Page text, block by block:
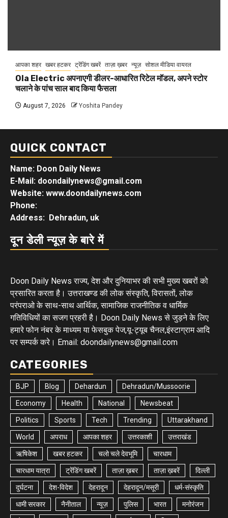
आपका शहर खबर हटकर ट्रेंडिंग खबरें ताज़ा ख़बर न्यूज़ सोशल मीडिया वायरल
Ola Electric अपनाएगी डीलर-आधारित रिटेल मॉडल, अपने स्टोर
चलाने के पांच साल बाद किया फैसला
August 7, 2026 Yoshita Pandey
QUICK CONTACT
Name: Doon Daily News
E-Mail: doondailynews@gmail.com
Website: www.doondailynews.com
Phone:
Address: Dehradun, uk
दून डेली न्यूज़ के बारे में
Doon Daily News राज्य, देश और दुनियाभर की सभी मुख्य खबरों को
प्रसारित करता है। उत्तराखण्ड की लोक संस्कृति, विरासतों, लोक
परंपराओ के साथ-साथ आर्थिक, सामाजिक राजनीतिक व धार्मिक
गतिविधियों का सजग प्रहरी है। Doon Daily News से जुड़ने के लिए
हमारे फोन नंबर के माध्यम या फेसबुक पेज,यू-ट्यूब चैनल,इंस्टाग्राम आदि
पर सम्पर्क करे। Email: doondailynews@gmail.com
CATEGORIES
BJP Blog Dehardun Dehradun/Mussoorie
Economy Health National Newsbeat
Politics Sports Tech Trending Uttarakhand
World अपराध आपका शहर उत्तरकाशी उत्तराखंड
ऋषिकेश खबर हटकर चलो चले देवभूमि चारधाम
चारधाम यात्रा ट्रेंडिंग खबरें ताज़ा ख़बर ताज़ा ख़बरें दिल्ली
दुर्घटना देश-विदेश देहरादून देहरादून/मसूरी धर्म-संस्कृति
धामी सरकार नैनीताल न्यूज़ पुलिस भारत मनोरंजन